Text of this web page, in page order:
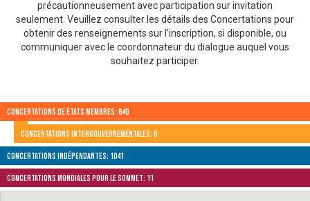
précautionneusement avec participation sur invitation
seulement. Veuillez consulter les détails des Concertations pour
obtenir des renseignements sur l’inscription, si disponible, ou
communiquer avec le coordonnateur du dialogue auquel vous
souhaitez participer.
Concertations de États membres: 640
Concertations intergouvernementales: 6
Concertations indépendantes: 1041
Concertations mondiales pour le Sommet: 11